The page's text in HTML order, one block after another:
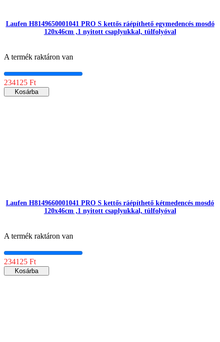
Laufen H8149650001041 PRO S kettős ráépíthető egymedencés mosdó
120x46cm ,1 nyitott csaplyukkal, túlfolyóval
A termék raktáron van
234125 Ft
Kosárba
Laufen H8149660001041 PRO S kettős ráépíthető kétmedencés mosdó
120x46cm ,1 nyitott csaplyukkal, túlfolyóval
A termék raktáron van
234125 Ft
Kosárba